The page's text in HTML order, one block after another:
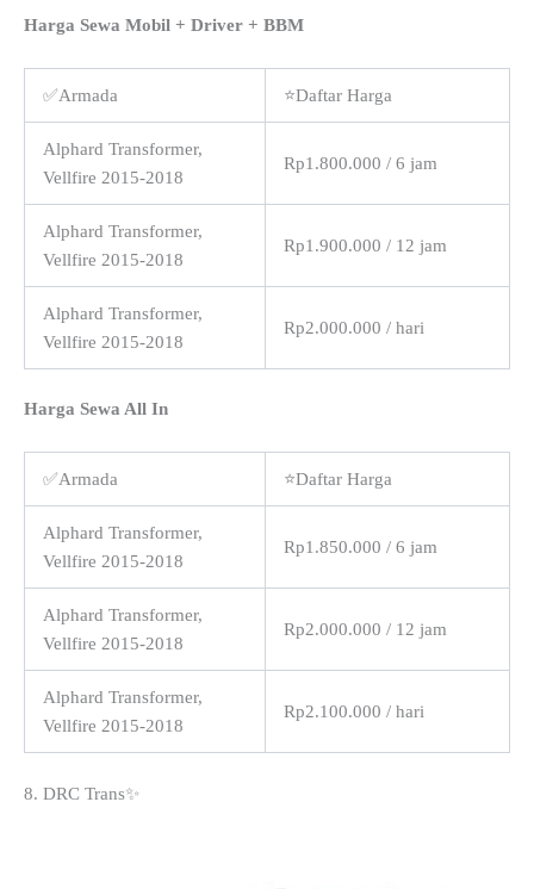
Harga Sewa Mobil + Driver + BBM
✅Armada ⭐Daftar Harga
Alphard Transformer,
Vellfire 2015-2018
Rp1.800.000 / 6 jam
Alphard Transformer,
Vellfire 2015-2018
Rp1.900.000 / 12 jam
Alphard Transformer,
Vellfire 2015-2018
Rp2.000.000 / hari
Harga Sewa All In
✅Armada ⭐Daftar Harga
Alphard Transformer,
Vellfire 2015-2018
Rp1.850.000 / 6 jam
Alphard Transformer,
Vellfire 2015-2018
Rp2.000.000 / 12 jam
Alphard Transformer,
Vellfire 2015-2018
Rp2.100.000 / hari
8. DRC Trans✨